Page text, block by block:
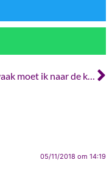
Hoe vaak moet ik naar de krullenkapper?
05/11/2018 om 14:19